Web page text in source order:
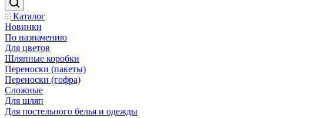
Каталог
Новинки
По назначению
Для цветов
Шляпные коробки
Переноски (пакеты)
Переноски (гофра)
Сложные
Для шляп
Для постельного белья и одежды